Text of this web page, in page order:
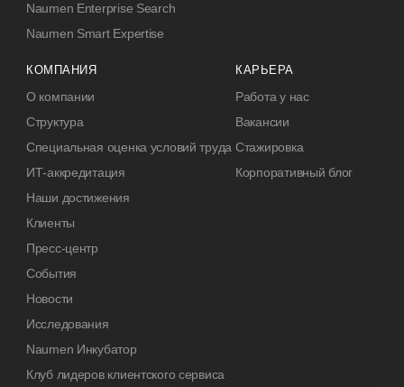
Naumen Enterprise Search
Naumen Smart Expertise
КОМПАНИЯ
О компании
Структура
Специальная оценка условий труда
ИТ-аккредитация
Наши достижения
Клиенты
Пресс-центр
События
Новости
Исследования
Naumen Инкубатор
Клуб лидеров клиентского сервиса
КАРЬЕРА
Работа у нас
Вакансии
Стажировка
Корпоративный блог